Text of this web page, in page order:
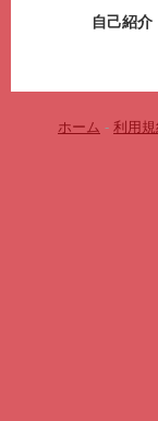
自己紹介
ホーム - 利用規